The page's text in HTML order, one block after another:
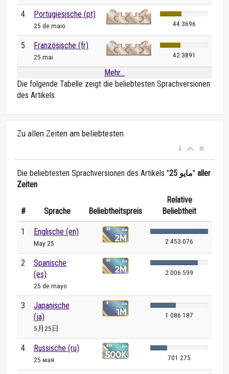
4 Portugiesische (pt)
25 de maio 44.3696
5 Französische (fr)
25 mai 42.3891
Mehr...
Die folgende Tabelle zeigt die beliebtesten Sprachversionen
des Artikels.
Zu allen Zeiten am beliebtesten
Die beliebtesten Sprachversionen des Artikels " 25 مايو" aller
Zeiten
# Sprache Beliebtheitspreis
Relative
Beliebtheit
1 Englische (en)
May 25 2 453 076
2
Spanische
(es)
25 de mayo
2 006 599
3
Japanische
(ja)
5月25日
1 086 187
4 Russische (ru)
25 мая 701 275